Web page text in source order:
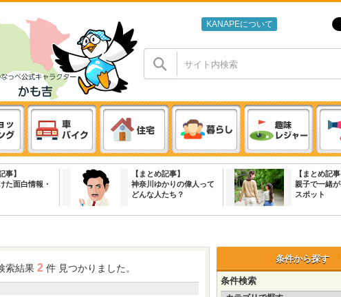
KANAPEについて
事】
た面白情報・
【まとめ記事】
神奈川ゆかりの偉人って
どんな人たち？
【まとめ記事
親子で一緒
スポット
条件から探す
条件検索
索結果 2 件 見つかりました。